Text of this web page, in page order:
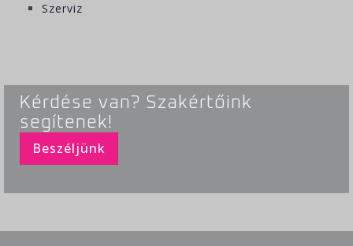
Szerviz
Kérdése van? Szakértőink
segítenek!
Beszéljünk